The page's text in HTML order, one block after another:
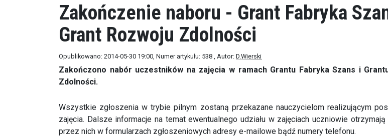
Zakończenie naboru - Grant Fabryka
Grant Rozwoju Zdolności
Opublikowano: 2014-05-30 19:00 , Numer artykułu: 538 , Autor: D.Wierski
Zakończono nabór uczestników na zajęcia w ramach Grantu Fabryka Szans i
Zdolności.
Wszystkie zgłoszenia w trybie pilnym zostaną przekazane nauczycielom realizującym
zajęcia. Dalsze informacje na temat ewentualnego udziału w zajęciach uczniowie otrzymają
przez nich w formularzach zgłoszeniowych adresy e-mailowe bądź numery telefonu.